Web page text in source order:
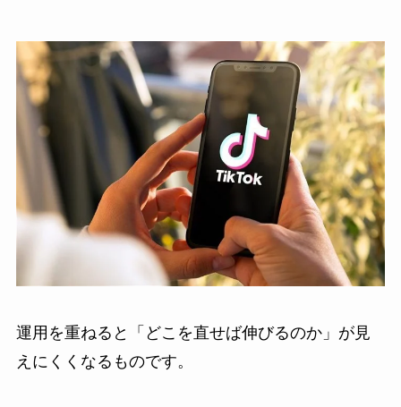
運用を重ねると「どこを直せば伸びるのか」が見
えにくくなるものです。